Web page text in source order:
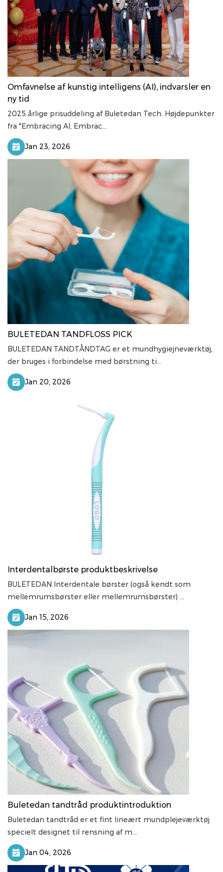
Omfavnelse af kunstig intelligens (AI), indvarsler en
ny tid
2025 årlige prisuddeling af Buletedan Tech. Højdepunkter
fra "Embracing AI, Embrac...
Jan 23, 2026
BULETEDAN TANDFLOSS PICK
BULETEDAN TANDTÅNDTAG er et mundhygiejneværktøj,
der bruges i forbindelse med børstning ti...
Jan 20, 2026
Interdentalbørste produktbeskrivelse
BULETEDAN Interdentale børster (også kendt som
mellemrumsbørster eller mellemrumsbørster) ...
Jan 15, 2026
Buletedan tandtråd produktintroduktion
Buletedan tandtråd er et fint lineært mundplejeværktøj
specielt designet til rensning af m...
Jan 04, 2026